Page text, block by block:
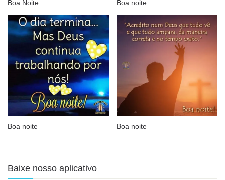
Boa Noite Boa noite
Boa noite Boa noite
Baixe nosso aplicativo